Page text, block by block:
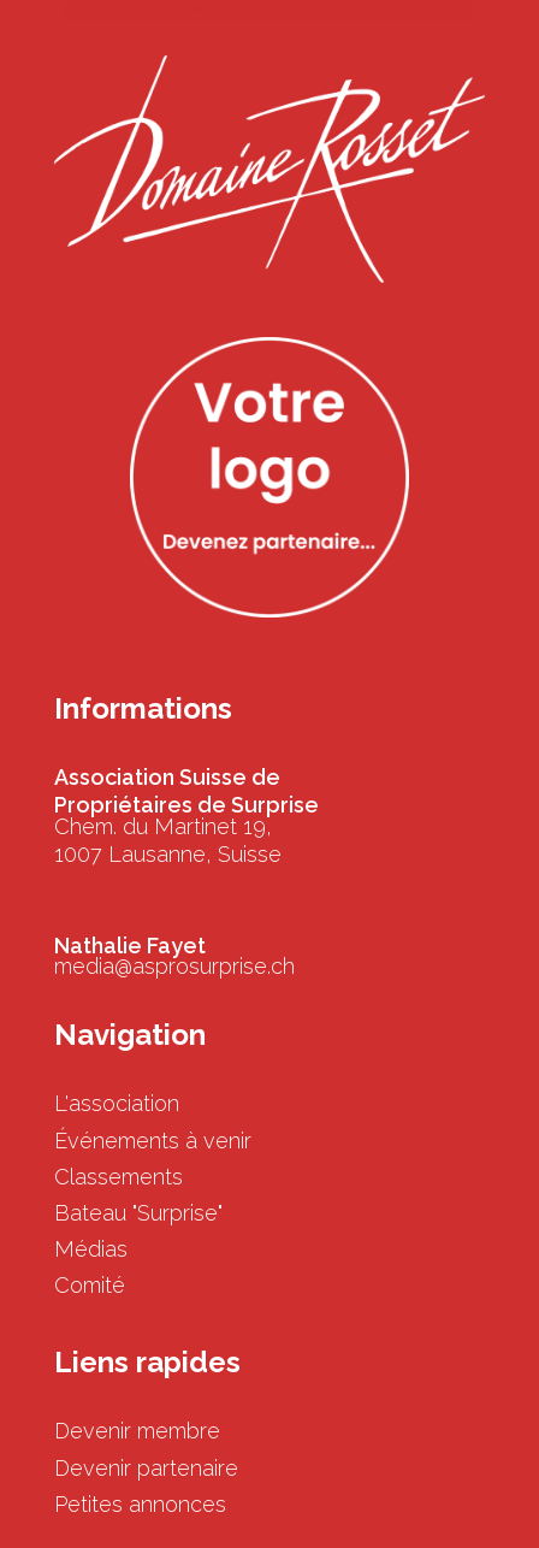
Informations
Association Suisse de
Propriétaires de Surprise
Chem. du Martinet 19,
1007 Lausanne, Suisse
Nathalie Fayet
media@asprosurprise.ch
Navigation
L'association
Événements à venir
Classements
Bateau "Surprise"
Médias
Comité
Liens rapides
Devenir membre
Devenir partenaire
Petites annonces